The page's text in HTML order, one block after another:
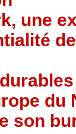
une
du
son